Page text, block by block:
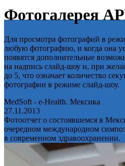
Фотогалерея
Для просмотра фотографий в
любую фотографию, и когда она
появятся дополнительные
на надпись слайд-шоу и, при
до 5, что означает количество
фотографии в режиме слайд-шоу.
MedSoft - e-Health. Мексика
27.11.2013
Фотоотчет о состоявшемся в
очередном международном
в современном здравоохранении.